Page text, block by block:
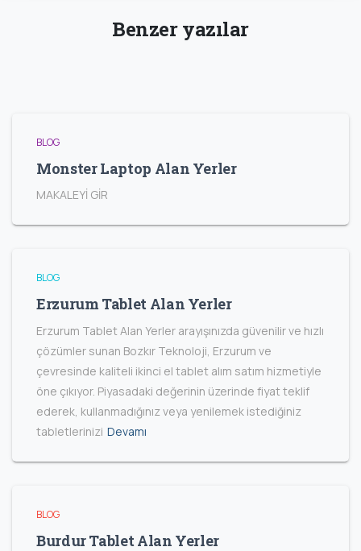
Benzer yazılar
BLOG
Monster Laptop Alan Yerler
MAKALEYİ GİR
BLOG
Erzurum Tablet Alan Yerler
Erzurum Tablet Alan Yerler arayışınızda güvenilir ve hızlı
çözümler sunan Bozkır Teknoloji, Erzurum ve
çevresinde kaliteli ikinci el tablet alım satım hizmetiyle
öne çıkıyor. Piyasadaki değerinin üzerinde fiyat teklif
ederek, kullanmadığınız veya yenilemek istediğiniz
tabletlerinizi Devamı
BLOG
Burdur Tablet Alan Yerler